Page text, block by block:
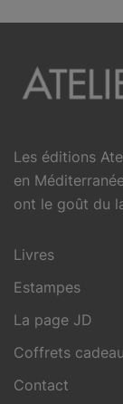
Les éditions
en
ont le goût du
Livres
Estampes
La page JD
Coffrets
Contact